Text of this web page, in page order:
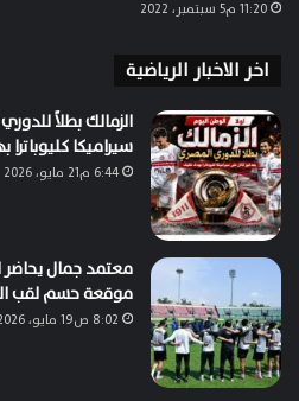
11:20 م5 سبتمبر، 2022
اخر الاخبار الرياضية
الزمالك بطلاً
سيراميكا
6:44 م21 مايو، 2026
معتمد جمال يحاضر
موقعة حسم لقب
8:02 ص19 مايو، 2026